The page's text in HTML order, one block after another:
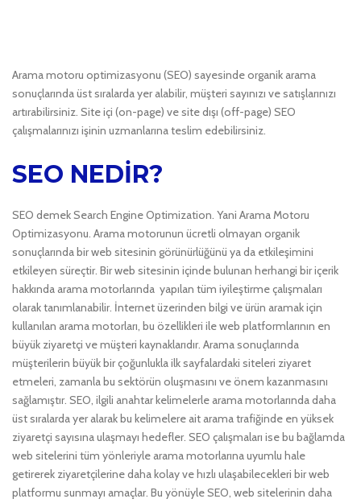
Arama motoru optimizasyonu (SEO) sayesinde organik arama
sonuçlarında üst sıralarda yer alabilir, müşteri sayınızı ve satışlarınızı
artırabilirsiniz. Site içi (on-page) ve site dışı (off-page) SEO
çalışmalarınızı işinin uzmanlarına teslim edebilirsiniz.
SEO NEDİR?
SEO demek Search Engine Optimization. Yani Arama Motoru
Optimizasyonu. Arama motorunun ücretli olmayan organik
sonuçlarında bir web sitesinin görünürlüğünü ya da etkileşimini
etkileyen süreçtir. Bir web sitesinin içinde bulunan herhangi bir içerik
hakkında arama motorlarında yapılan tüm iyileştirme çalışmaları
olarak tanımlanabilir. İnternet üzerinden bilgi ve ürün aramak için
kullanılan arama motorları, bu özellikleri ile web platformlarının en
büyük ziyaretçi ve müşteri kaynaklarıdır. Arama sonuçlarında
müşterilerin büyük bir çoğunlukla ilk sayfalardaki siteleri ziyaret
etmeleri, zamanla bu sektörün oluşmasını ve önem kazanmasını
sağlamıştır. SEO, ilgili anahtar kelimelerle arama motorlarında daha
üst sıralarda yer alarak bu kelimelere ait arama trafiğinde en yüksek
ziyaretçi sayısına ulaşmayı hedefler. SEO çalışmaları ise bu bağlamda
web sitelerini tüm yönleriyle arama motorlarına uyumlu hale
getirerek ziyaretçilerine daha kolay ve hızlı ulaşabilecekleri bir web
platformu sunmayı amaçlar. Bu yönüyle SEO, web sitelerinin daha